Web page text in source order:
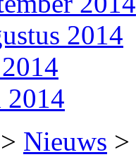
2014
2014
> Nieuws >